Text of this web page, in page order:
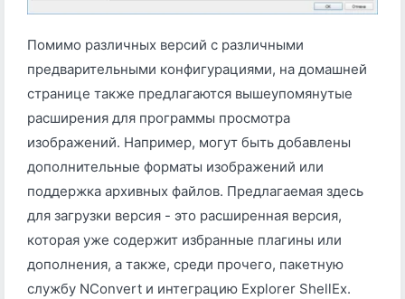
Помимо различных версий с различными
предварительными конфигурациями, на домашней
странице также предлагаются вышеупомянутые
расширения для программы просмотра
изображений. Например, могут быть добавлены
дополнительные форматы изображений или
поддержка архивных файлов. Предлагаемая здесь
для загрузки версия - это расширенная версия,
которая уже содержит избранные плагины или
дополнения, а также, среди прочего, пакетную
службу NConvert и интеграцию Explorer ShellEx.